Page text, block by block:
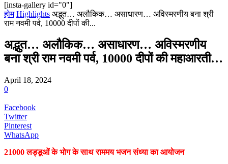
[insta-gallery id="0"]
होम Highlights अद्भुत… अलौकिक… असाधारण… अविस्मरणीय बना श्री
राम नवमी पर्व, 10000 दीपों की...
अद्भुत… अलौकिक… असाधारण… अविस्मरणीय
बना श्री राम नवमी पर्व, 10000 दीपों की महाआरती…
April 18, 2024
0
Facebook
Twitter
Pinterest
WhatsApp
21000 लड्डूओं के भोग के साथ राममय भजन संध्या का आयोजन